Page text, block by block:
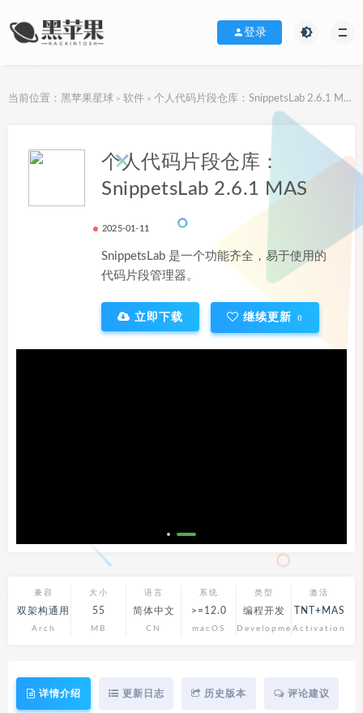
登录
当前位置： 黑苹果星球 > 软件 > 个人代码片段仓库：SnippetsLab 2.6.1 MAS
个人代码片段仓库：
SnippetsLab 2.6.1 MAS
2025-01-11
SnippetsLab 是一个功能齐全，易于使用的
代码片段管理器。
立即下载 继续更新 0
兼容
双架构通用
Arch
大小
55
MB
语言
简体中文
CN
系统
>=12.0
macOS
类型
编程开发
Development
激活
TNT+MAS
Activation
详情介绍 更新日志 历史版本 评论建议